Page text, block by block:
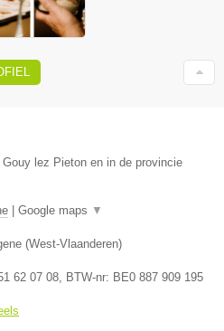
lez Pieton en in de provincie
| Google maps ▼
(West-Vlaanderen)
62 07 08 , BTW-nr: BE0 887 909 195